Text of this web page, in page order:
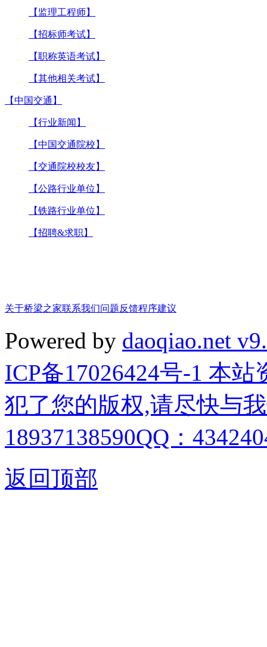
【监理工程师】
【招标师考试】
【职称英语考试】
【其他相关考试】
【中国交通】
【行业新闻】
【中国交通院校】
【交通院校校友】
【公路行业单位】
【铁路行业单位】
【招聘&求职】
关于桥梁之家联系我们问题反馈程序建议
Powered by daoqiao.net
ICP备17026424号-1 本
犯了您的版权,请尽快与
18937138590QQ：
返回顶部